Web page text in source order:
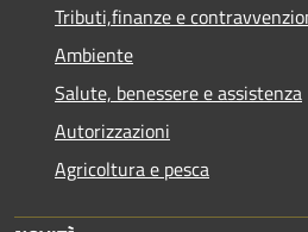
Tributi,finanze e
Ambiente
Salute, benessere e assistenza
Autorizzazioni
Agricoltura e pesca